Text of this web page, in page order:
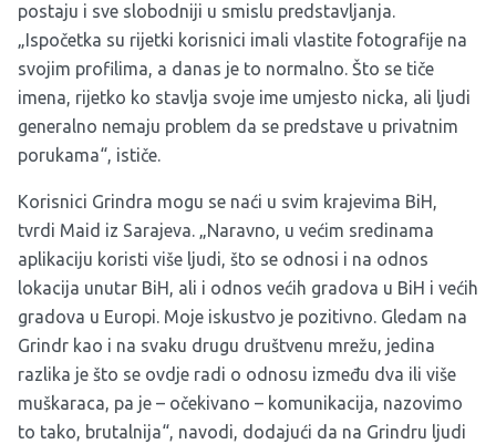
postaju i sve slobodniji u smislu predstavljanja.
„Ispočetka su rijetki korisnici imali vlastite fotografije na
svojim profilima, a danas je to normalno. Što se tiče
imena, rijetko ko stavlja svoje ime umjesto nicka, ali ljudi
generalno nemaju problem da se predstave u privatnim
porukama“, ističe.
Korisnici Grindra mogu se naći u svim krajevima BiH,
tvrdi Maid iz Sarajeva. „Naravno, u većim sredinama
aplikaciju koristi više ljudi, što se odnosi i na odnos
lokacija unutar BiH, ali i odnos većih gradova u BiH i većih
gradova u Europi. Moje iskustvo je pozitivno. Gledam na
Grindr kao i na svaku drugu društvenu mrežu, jedina
razlika je što se ovdje radi o odnosu između dva ili više
muškaraca, pa je – očekivano – komunikacija, nazovimo
to tako, brutalnija“, navodi, dodajući da na Grindru ljudi